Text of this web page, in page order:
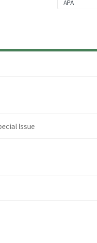
Issue